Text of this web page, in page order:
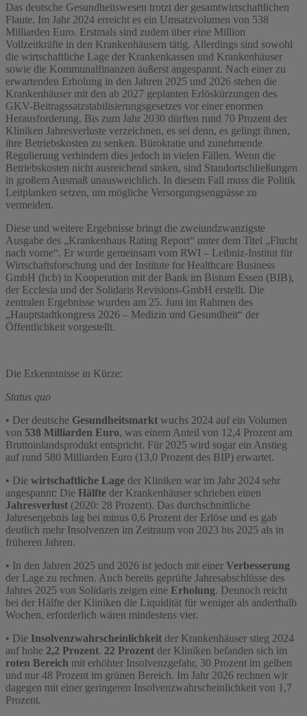
Das deutsche Gesundheitswesen trotzt der gesamtwirtschaftlichen
Flaute. Im Jahr 2024 erreicht es ein Umsatzvolumen von 538
Milliarden Euro. Erstmals sind zudem über eine Million
Vollzeitkräfte in den Krankenhäusern tätig. Allerdings sind sowohl
die wirtschaftliche Lage der Krankenkassen und Krankenhäuser
sowie die Kommunalfinanzen äußerst angespannt. Nach einer zu
erwartenden Erholung in den Jahren 2025 und 2026 stehen die
Krankenhäuser mit den ab 2027 geplanten Erlöskürzungen des
GKV-Beitragssatzstabilisierungsgesetzes vor einer enormen
Herausforderung. Bis zum Jahr 2030 dürften rund 70 Prozent der
Kliniken Jahresverluste verzeichnen, es sei denn, es gelingt ihnen,
ihre Betriebskosten zu senken. Bürokratie und zunehmende
Regulierung verhindern dies jedoch in vielen Fällen. Wenn die
Betriebskosten nicht ausreichend sinken, sind Standortschließungen
in großem Ausmaß unausweichlich. In diesem Fall muss die Politik
Leitplanken setzen, um mögliche Versorgungsengpässe zu
vermeiden.
Diese und weitere Ergebnisse bringt die zweiundzwanzigste
Ausgabe des „Krankenhaus Rating Report“ unter dem Titel „Flucht
nach vorne“. Er wurde gemeinsam vom RWI – Leibniz-Institut für
Wirtschaftsforschung und der Institute for Healthcare Business
GmbH (hcb) in Kooperation mit der Bank im Bistum Essen (BIB),
der Ecclesia und der Solidaris Revisions-GmbH erstellt. Die
zentralen Ergebnisse wurden am 25. Juni im Rahmen des
„Hauptstadtkongress 2026 – Medizin und Gesundheit“ der
Öffentlichkeit vorgestellt.
Die Erkenntnisse in Kürze:
Status quo
• Der deutsche Gesundheitsmarkt wuchs 2024 auf ein Volumen
von 538 Milliarden Euro, was einem Anteil von 12,4 Prozent am
Bruttoinlandsprodukt entspricht. Für 2025 wird sogar ein Anstieg
auf rund 580 Milliarden Euro (13,0 Prozent des BIP) erwartet.
• Die wirtschaftliche Lage der Kliniken war im Jahr 2024 sehr
angespannt: Die Hälfte der Krankenhäuser schrieben einen
Jahresverlust (2020: 28 Prozent). Das durchschnittliche
Jahresergebnis lag bei minus 0,6 Prozent der Erlöse und es gab
deutlich mehr Insolvenzen im Zeitraum von 2023 bis 2025 als in
früheren Jahren.
• In den Jahren 2025 und 2026 ist jedoch mit einer Verbesserung
der Lage zu rechnen. Auch bereits geprüfte Jahresabschlüsse des
Jahres 2025 von Solidaris zeigen eine Erholung. Dennoch reicht
bei der Hälfte der Kliniken die Liquidität für weniger als anderthalb
Wochen, erforderlich wären mindestens vier.
• Die Insolvenzwahrscheinlichkeit der Krankenhäuser stieg 2024
auf hohe 2,2 Prozent. 22 Prozent der Kliniken befanden sich im
roten Bereich mit erhöhter Insolvenzgefahr, 30 Prozent im gelben
und nur 48 Prozent im grünen Bereich. Im Jahr 2026 rechnen wir
dagegen mit einer geringeren Insolvenzwahrscheinlichkeit von 1,7
Prozent.